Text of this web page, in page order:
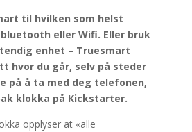
til hvilken som helst
eller Wifi. Eller bruk
enhet – Truesmart
hvor du går, selv på steder
på å ta med deg telefonen,
klokka på Kickstarter.
opplyser at «alle